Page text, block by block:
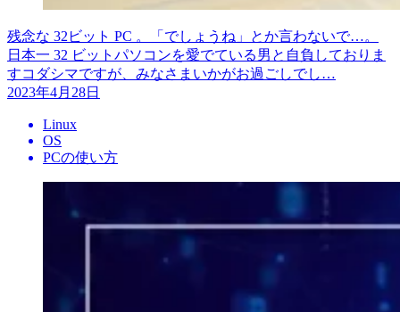
残念な 32ビット PC 。「でしょうね」とか言わないで…。
日本一 32 ビットパソコンを愛でている男と自負しておりま
すコダシマですが、みなさまいかがお過ごしでし…
2023年4月28日
Linux
OS
PCの使い方